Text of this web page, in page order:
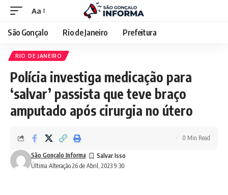
Aa
São Gonçalo Rio de Janeiro Prefeitura
RIO DE JANEIRO
Polícia investiga medicação para
‘salvar’ passista que teve braço
amputado após cirurgia no útero
Última Alteração 26 de Abril, 2023 9:30
São Gonçalo Informa
0 Min Read